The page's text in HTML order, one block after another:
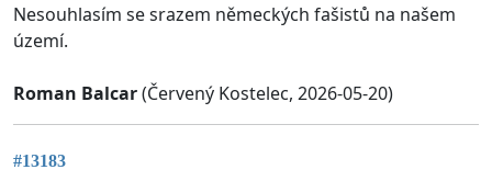
Nesouhlasím se srazem německých fašistů na našem
území.
Roman Balcar(Červený Kostelec, 2026-05-20)
#13183